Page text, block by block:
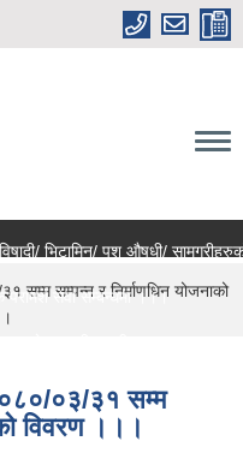
भिटामिन/ पशु औषधी/
सेवा सम्बन्धमा ।।।
सम्पन्न र निर्माणधिन योजनाको
०३/३१ सम्म
विवरण ।।।